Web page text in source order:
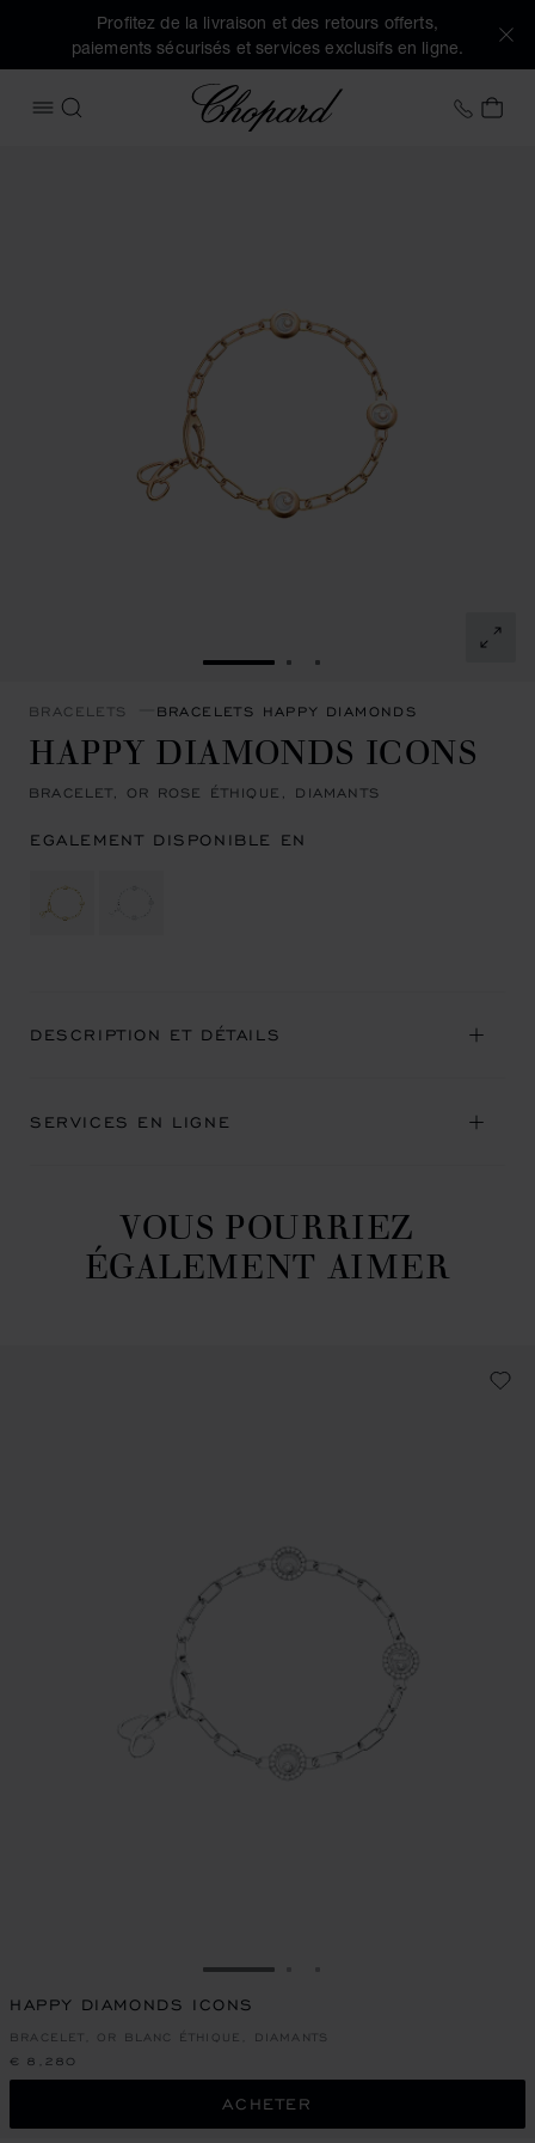
Profitez de la livraison et des retours offerts,
paiements sécurisés et services exclusifs en ligne.
OUVRIR LE MENU
RECHERCHER
Chopard +33
ALLER À LA DIAPOSITIVE 1
ALLER À LA
ALLER À LA
BRACELETS BRACELETS HAPPY DIAMONDS
HAPPY DIAMONDS ICONS
BRACELET, OR ROSE ÉTHIQUE, DIAMANTS
EGALEMENT DISPONIBLE EN
DESCRIPTION ET DÉTAILS
SERVICES EN LIGNE
VOUS POURRIEZ
ÉGALEMENT AIMER
ALLER À LA DIAPOSITIVE 1
HAPPY DIAMONDS ICONS
BRACELET, OR BLANC ÉTHIQUE, DIAMANTS
€ 8,280
ACHETER